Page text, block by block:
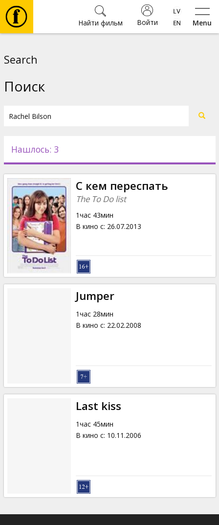
Menu
Войти
Найти фильм
Новости
Подарки
Кинозакуски
B2B
Клуб
Search
Поиск
Нашлось: 3
С кем переспать
The To Do list
1час 43мин
В кино с: 26.07.2013
Jumper
1час 28мин
В кино с: 22.02.2008
Last kiss
1час 45мин
В кино с: 10.11.2006